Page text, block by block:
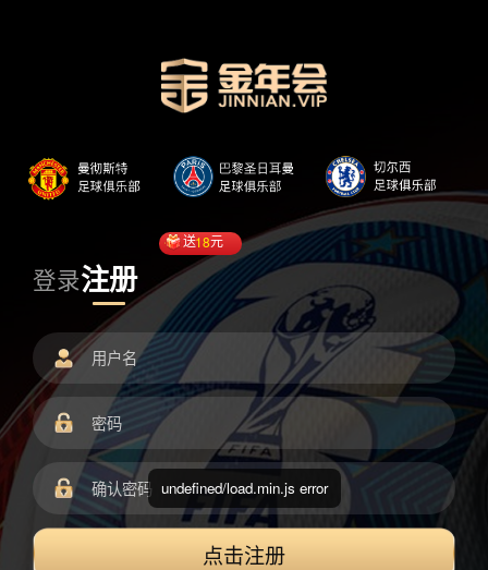
登录注册
送18元
点击注册
undefined/load.min.js error